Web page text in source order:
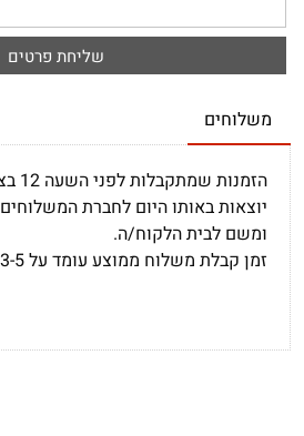
משלוחים
הזמנות שמתקבלות לפני השעה 12 בצהרים
יוצאות באותו היום לחברת המשלוחים
ומשם לבית הלקוח/ה.
זמן קבלת משלוח ממוצע עומד על 3-5 ימי עסקים .